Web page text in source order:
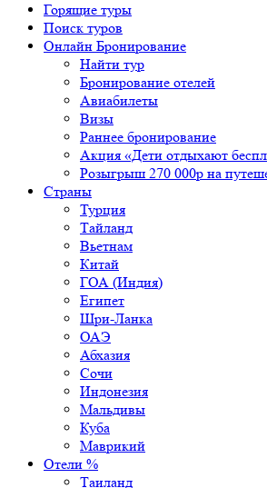
Горящие туры
Поиск туров
Онлайн Бронирование
Найти тур
Бронирование отелей
Авиабилеты
Визы
Раннее бронирование
Акция «Дети отдыхают
Розыгрыш 270 000р на
Страны
Турция
Тайланд
Вьетнам
Китай
ГОА (Индия)
Египет
Шри-Ланка
ОАЭ
Абхазия
Сочи
Индонезия
Мальдивы
Куба
Маврикий
Отели %
Таиланд